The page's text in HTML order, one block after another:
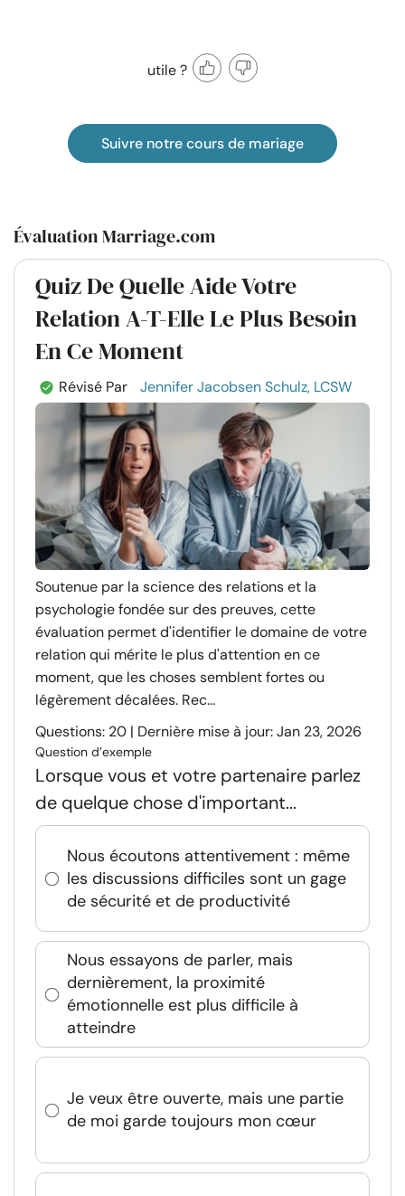
utile ?
Suivre notre cours de mariage
Évaluation Marriage.com
Quiz De Quelle Aide Votre
Relation A-T-Elle Le Plus Besoin
En Ce Moment
Révisé Par Jennifer Jacobsen Schulz, LCSW
Soutenue par la science des relations et la
psychologie fondée sur des preuves, cette
évaluation permet d'identifier le domaine de votre
relation qui mérite le plus d'attention en ce
moment, que les choses semblent fortes ou
légèrement décalées. Rec...
Questions: 20 | Dernière mise à jour: Jan 23, 2026
Question d’exemple
Lorsque vous et votre partenaire parlez
de quelque chose d'important...
Nous écoutons attentivement : même
les discussions difficiles sont un gage
de sécurité et de productivité
Nous essayons de parler, mais
dernièrement, la proximité
émotionnelle est plus difficile à
atteindre
Je veux être ouverte, mais une partie
de moi garde toujours mon cœur